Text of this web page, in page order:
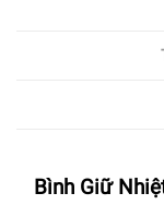
Bình Giữ